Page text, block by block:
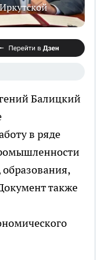
Балицкий
в ряде
образования,
также